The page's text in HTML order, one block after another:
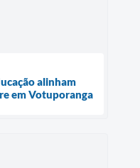
alinham
em Votuporanga